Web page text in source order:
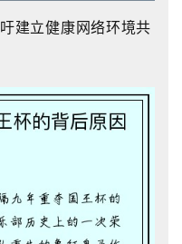
建立健康网络环境共